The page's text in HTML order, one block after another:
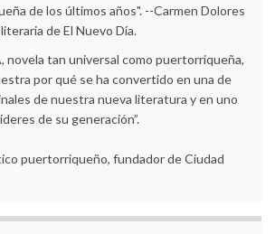
de los últimos años". --Carmen Dolores
de El Nuevo Día.
novela tan universal como puertorriqueña,
por qué se ha convertido en una de
de nuestra nueva literatura y en uno
de su generación”.
puertorriqueño, fundador de Ciudad